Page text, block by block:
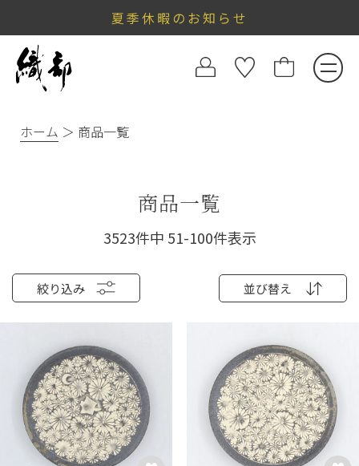
夏季休暇のお知らせ
ホーム 商品一覧
商品一覧
絞り込み 並び替え
3523件中 51-100件表示